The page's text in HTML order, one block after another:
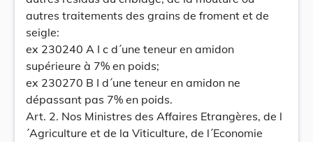
autres traitements des grains de froment et de
seigle:
ex 230240 A I c d´une teneur en amidon
supérieure à 7% en poids;
ex 230270 B I d´une teneur en amidon ne
dépassant pas 7% en poids.
Art. 2. Nos Ministres des Affaires Etrangères, de l
´Agriculture et de la Viticulture, de l´Economie